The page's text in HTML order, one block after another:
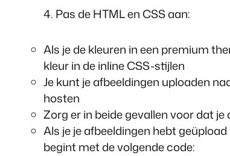
4. Pas de HTML en CSS aan:
Als je de kleuren in een premium
kleur in de inline CSS-stijlen
Je kunt je afbeeldingen uploaden
hosten
Zorg er in beide gevallen voor dat
Als je je afbeeldingen hebt
begint met de volgende code: